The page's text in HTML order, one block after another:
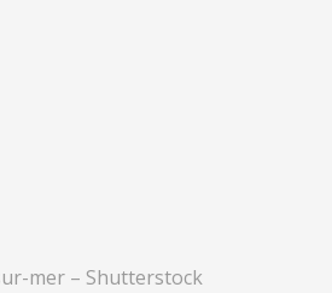
mer – Shutterstock